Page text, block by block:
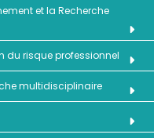
et la Recherche
du risque professionnel
multidisciplinaire